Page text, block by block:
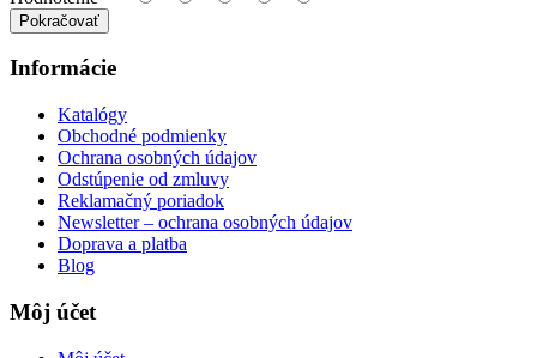
Pokračovať
Informácie
Katalógy
Obchodné podmienky
Ochrana osobných údajov
Odstúpenie od zmluvy
Reklamačný poriadok
Newsletter – ochrana osobných údajov
Doprava a platba
Blog
Môj účet